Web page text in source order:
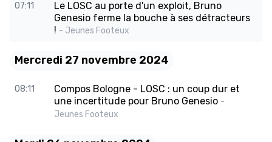
07:11
Le LOSC au porte d'un exploit, Bruno
Genesio ferme la bouche à ses détracteurs
! - Jeunes Footeux
Mercredi 27 novembre 2024
08:11
Compos Bologne - LOSC : un coup dur et
une incertitude pour Bruno Genesio -
Jeunes Footeux